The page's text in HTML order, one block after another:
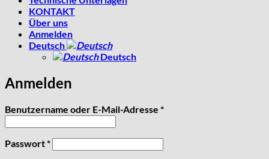
KONTAKT
Über uns
Anmelden
Deutsch
Deutsch
Anmelden
Benutzername oder E-Mail-Adresse *Erforderlich
Passwort*Erforderlich